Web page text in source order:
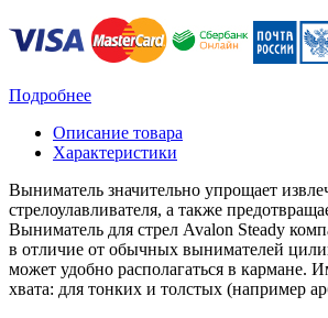
Подробнее
Описание товара
Характеристики
Выниматель значительно упрощает
стрелоулавливателя, а также
Выниматель для стрел Avalon Steady
в отличие от обычных вынимателей
может удобно располагаться в кармане.
хвата: для тонких и толстых (например